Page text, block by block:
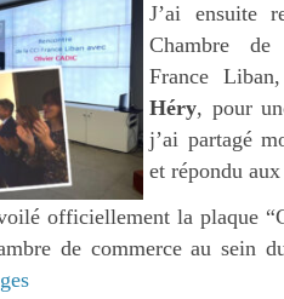
J’ai ensuite
Chambre de
France
Héry, pour
j’ai partagé
et répondu
officiellement la plaque
de commerce au sein